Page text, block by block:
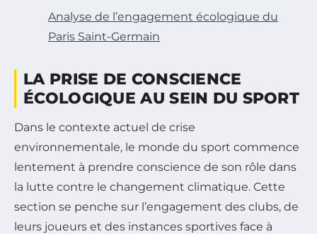
Analyse de l’engagement écologique du
Paris Saint-Germain
LA PRISE DE CONSCIENCE
ÉCOLOGIQUE AU SEIN DU SPORT
Dans le contexte actuel de crise
environnementale, le monde du sport commence
lentement à prendre conscience de son rôle dans
la lutte contre le changement climatique. Cette
section se penche sur l’engagement des clubs, de
leurs joueurs et des instances sportives face à